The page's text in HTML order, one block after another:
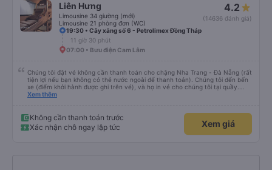
Liên Hưng
Limousine 34 giường (mới)
Limousine 21 phòng đơn (WC)
4.2
(14636 đánh giá)
19:30 • Cây xăng số 6 - Petrolimex Đồng Tháp
11 giờ 30 phút
07:00 • Bưu điện Cam Lâm
Chúng tôi đặt vé không cần thanh toán cho chặng Nha Trang - Đà Nẵng (rất
tiện lợi nếu bạn không có thẻ nước ngoài để thanh toán). Chúng tôi đến bến
xe (điểm khởi hành được ghi trên vé), và họ in vé cho chúng tôi tại quầy.
Chúng tôi cũng quyết định mua vé chiều về trực tiếp tại quầy, vì giá vé trên
ấm hoặc áo khoác mỏng, vì thỉnh thoảng trời khá lạnh, và chăn mền thì hơi
cũ, nhưng vẫn có sẵn. Cổng USB để sạc điện thoại hoạt động tốt, và có giấy
vệ sinh. Mọi thứ khá sạch sẽ. Chúng tôi trở về từ Đà Nẵng (bến xe Đà Nẵng,
Xem thêm
Không cần thanh toán trước
Xác nhận chỗ ngay lập tức
Xem giá